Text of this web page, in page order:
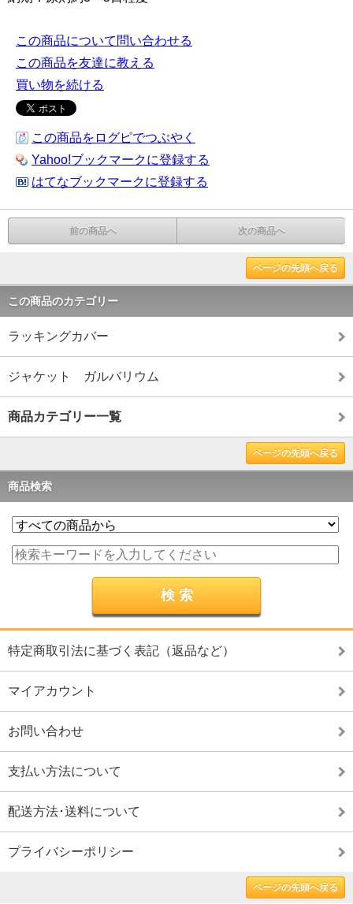
この商品について問い合わせる
この商品を友達に教える
買い物を続ける
この商品をログピでつぶやく
Yahoo!ブックマークに登録する
はてなブックマークに登録する
前の商品へ 次の商品へ
ページの先頭へ戻る
この商品のカテゴリー
ラッキングカバー
ジャケット ガルバリウム
商品カテゴリー一覧
ページの先頭へ戻る
商品検索
特定商取引法に基づく表記（返品など）
マイアカウント
お問い合わせ
支払い方法について
配送方法･送料について
プライバシーポリシー
ページの先頭へ戻る